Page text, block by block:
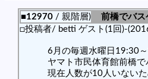
■12970 / 親階層)
前橋でバス
□投稿者/ betti ゲスト(1回)-
6月の毎週水曜日19:30～
ヤマト市民体育館前橋で
現在人数が10人いない